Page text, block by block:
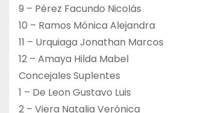
9 – Pérez Facundo Nicolás
10 – Ramos Mónica Alejandra
11 – Urquiaga Jonathan Marcos
12 – Amaya Hilda Mabel
Concejales Suplentes
1 – De Leon Gustavo Luis
2 – Viera Natalia Verónica